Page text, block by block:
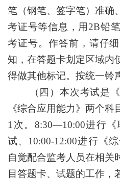
笔（钢笔、签字笔）准确
考证号等信息，用 2B铅
考证号。作答前，请仔
知，在答题卡划定区域内
得做其他标记。按统一铃
（四）本次考试是
《综合应用能力》两个
1次。8:30—10:00进行
试、10:00-12:00进行《
自觉配合监考人员在相关
目答题卡、试题的工作，